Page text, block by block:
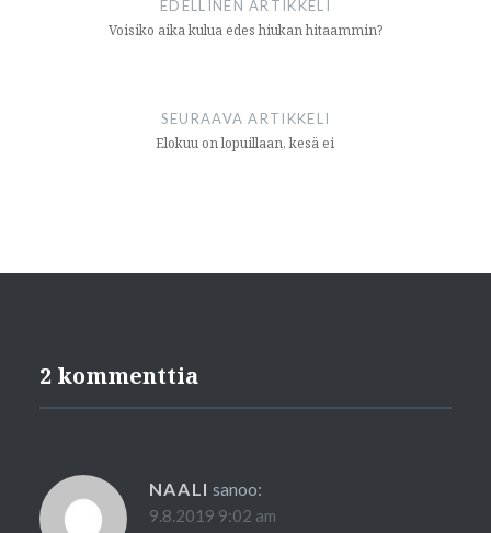
EDELLINEN ARTIKKELI
Voisiko aika kulua edes hiukan hitaammin?
SEURAAVA ARTIKKELI
Elokuu on lopuillaan, kesä ei
2 kommenttia
NAALI sanoo:
9.8.2019 9:02 am